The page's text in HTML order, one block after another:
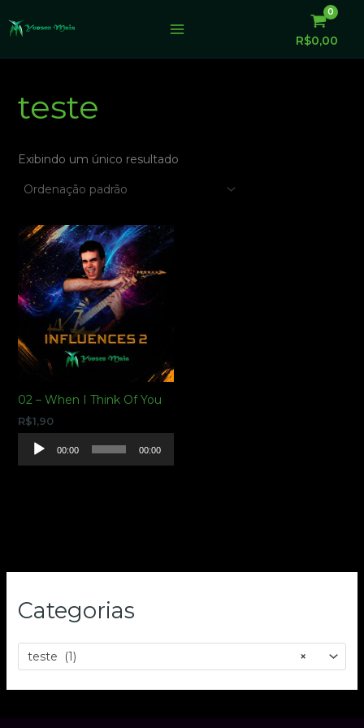
para
R$0,00
teste
Exibindo um único resultado
02 – When I Think Of You
R$1,90
Tocador
00:00 00:00
Categorias
×
teste (1)